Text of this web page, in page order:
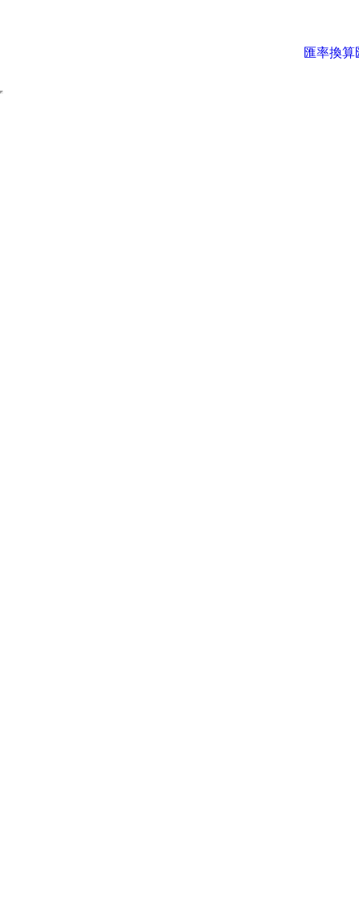
匯率換